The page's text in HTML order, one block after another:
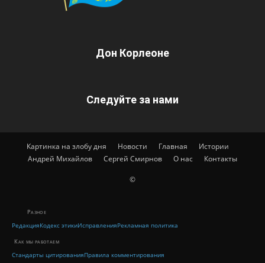
Дон Корлеоне
Следуйте за нами
Картинка на злобу дня Новости Главная
Истории
Андрей Михайлов
Сергей Смирнов О нас Контакты
©
Разное
РедакцияКодекс этикиИсправленияРекламная политика
Как мы работаем
Стандарты цитированияПравила комментирования